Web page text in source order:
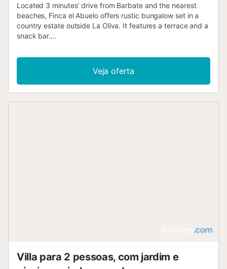
Located 3 minutes’ drive from Barbate and the nearest
beaches, Finca el Abuelo offers rustic bungalow set in a
country estate outside La Oliva. It features a terrace and a
snack bar....
Veja oferta
Villa para 2 pessoas, com jardim e